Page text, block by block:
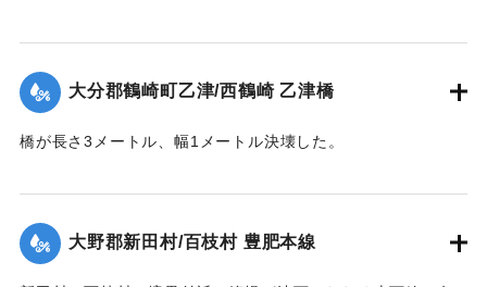
｜固有コード:00480025
大分郡鶴崎町乙津/西鶴崎 乙津橋
橋が長さ3メートル、幅1メートル決壊した。
｜固有コード:00480026
大野郡新田村/百枝村 豊肥本線